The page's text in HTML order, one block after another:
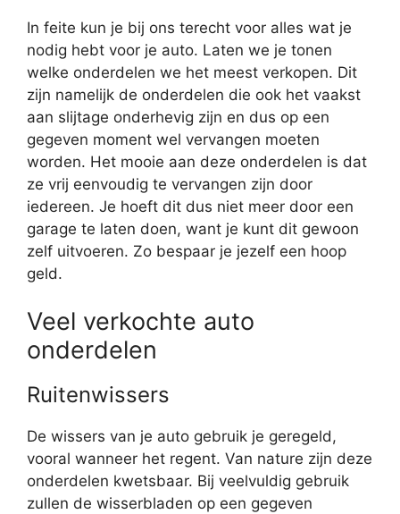
In feite kun je bij ons terecht voor alles wat je
nodig hebt voor je auto. Laten we je tonen
welke onderdelen we het meest verkopen. Dit
zijn namelijk de onderdelen die ook het vaakst
aan slijtage onderhevig zijn en dus op een
gegeven moment wel vervangen moeten
worden. Het mooie aan deze onderdelen is dat
ze vrij eenvoudig te vervangen zijn door
iedereen. Je hoeft dit dus niet meer door een
garage te laten doen, want je kunt dit gewoon
zelf uitvoeren. Zo bespaar je jezelf een hoop
geld.
Veel verkochte auto
onderdelen
Ruitenwissers
De wissers van je auto gebruik je geregeld,
vooral wanneer het regent. Van nature zijn deze
onderdelen kwetsbaar. Bij veelvuldig gebruik
zullen de wisserbladen op een gegeven